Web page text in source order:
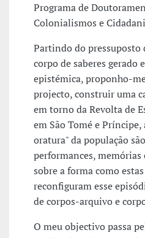
Programa de
Colonialismos e
Partindo do pressuposto
corpo de saberes gerado
epistémica, proponho-
projecto, construir uma
em torno da Revolta de
em São Tomé e
oratura" da população
performances,
sobre a forma como
reconfiguram esse
de corpos-arquivo e
O meu objectivo passa